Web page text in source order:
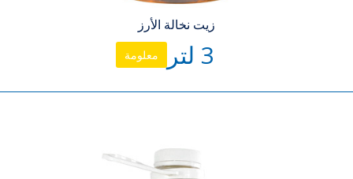
زيت نخالة الأرز
3 لتر معلومة